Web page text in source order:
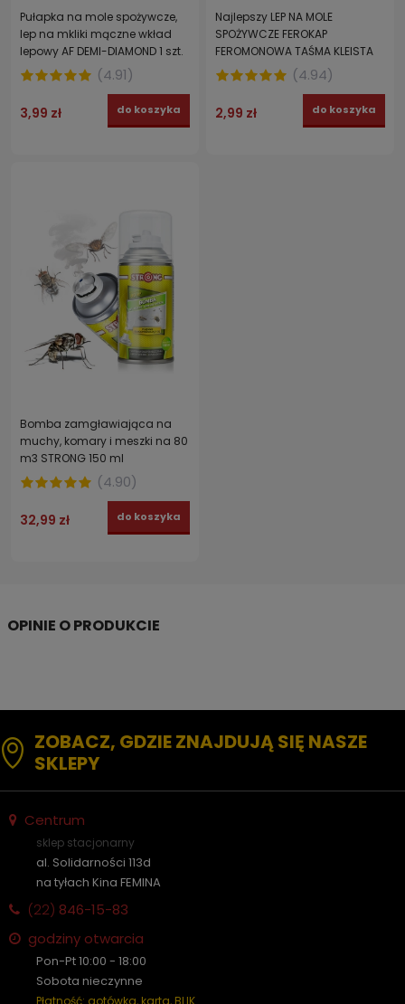
Pułapka na mole spożywcze,
lep na mkliki mączne wkład
lepowy AF DEMI-DIAMOND 1 szt.
(4.91)
3,99 zł do koszyka
Najlepszy LEP NA MOLE
SPOŻYWCZE FEROKAP
FEROMONOWA TAŚMA KLEISTA
na omacnicę
(4.94)
2,99 zł do koszyka
Bomba zamgławiająca na
muchy, komary i meszki na 80
m3 STRONG 150 ml
(4.90)
32,99 zł do koszyka
ZOBACZ, GDZIE ZNAJDUJĄ SIĘ NASZE
SKLEPY
Centrum
sklep stacjonarny
al. Solidarności 113d
na tyłach Kina FEMINA
(22) 846-15-83
godziny otwarcia
Pon-Pt 10:00 - 18:00
Sobota nieczynne
Płatność: gotówka, karta, BLIK